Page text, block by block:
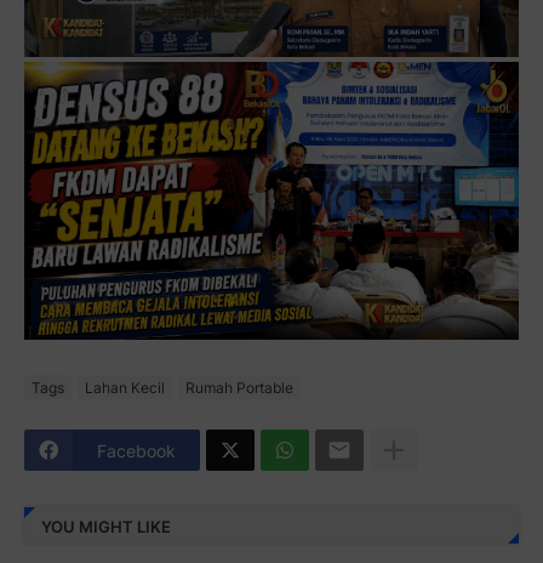
Tags Lahan Kecil Rumah Portable
Facebook
YOU MIGHT LIKE